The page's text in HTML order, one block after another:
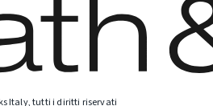
Italy, tutti i diritti riservati